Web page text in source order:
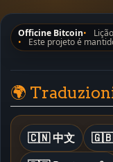
Officine Bitcoin
Este projeto é
🌍
🇨🇳 中文 🇬🇧